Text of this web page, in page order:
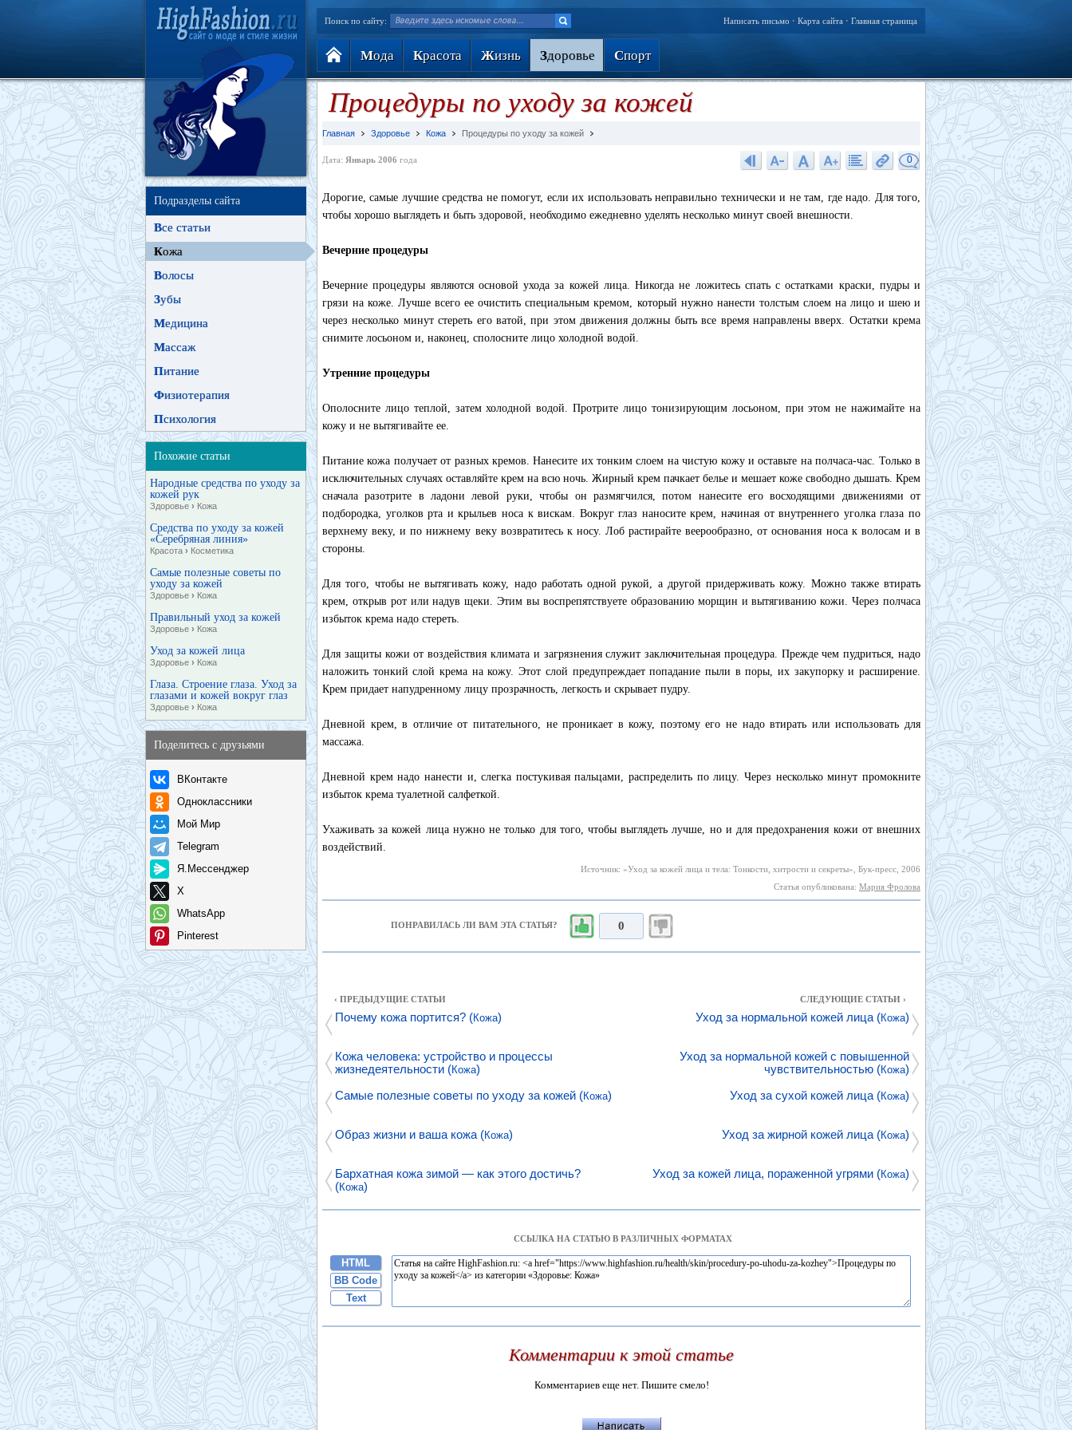
Поиск по сайту: Написать письмо • Карта сайта • Главная страница
Мода Красота Жизнь Здоровье Спорт
Подразделы сайта
Все статьи
Кожа
Волосы
Зубы
Медицина
Массаж
Питание
Физиотерапия
Психология
Похожие статьи
Народные средства по уходу за
кожей рук
Здоровье › Кожа
Средства по уходу за кожей
«Серебряная линия»
Красота › Косметика
Самые полезные советы по
уходу за кожей
Здоровье › Кожа
Правильный уход за кожей
Здоровье › Кожа
Уход за кожей лица
Здоровье › Кожа
Глаза. Строение глаза. Уход за
глазами и кожей вокруг глаз
Здоровье › Кожа
Поделитесь с друзьями
ВКонтакте
Одноклассники
Мой Мир
Telegram
Я.Мессенджер
X
WhatsApp
Pinterest
Процедуры по уходу за кожей
Главная Здоровье Кожа Процедуры по уходу за кожей
Дата: Январь 2006 года 0
Дорогие, самые лучшие средства не помогут, если их использовать неправильно технически и не там, где надо. Для того,
чтобы хорошо выглядеть и быть здоровой, необходимо ежедневно уделять несколько минут своей внешности.
Вечерние процедуры
Вечерние процедуры являются основой ухода за кожей лица. Никогда не ложитесь спать с остатками краски, пудры и
грязи на коже. Лучше всего ее очистить специальным кремом, который нужно нанести толстым слоем на лицо и шею и
через несколько минут стереть его ватой, при этом движения должны быть все время направлены вверх. Остатки крема
снимите лосьоном и, наконец, сполосните лицо холодной водой.
Утренние процедуры
Ополосните лицо теплой, затем холодной водой. Протрите лицо тонизирующим лосьоном, при этом не нажимайте на
кожу и не вытягивайте ее.
Питание кожа получает от разных кремов. Нанесите их тонким слоем на чистую кожу и оставьте на полчаса-час. Только в
исключительных случаях оставляйте крем на всю ночь. Жирный крем пачкает белье и мешает коже свободно дышать. Крем
сначала разотрите в ладони левой руки, чтобы он размягчился, потом нанесите его восходящими движениями от
подбородка, уголков рта и крыльев носа к вискам. Вокруг глаз наносите крем, начиная от внутреннего уголка глаза по
верхнему веку, и по нижнему веку возвратитесь к носу. Лоб растирайте веерообразно, от основания носа к волосам и в
стороны.
Для того, чтобы не вытягивать кожу, надо работать одной рукой, а другой придерживать кожу. Можно также втирать
крем, открыв рот или надув щеки. Этим вы воспрепятствуете образованию морщин и вытягиванию кожи. Через полчаса
избыток крема надо стереть.
Для защиты кожи от воздействия климата и загрязнения служит заключительная процедура. Прежде чем пудриться, надо
наложить тонкий слой крема на кожу. Этот слой предупреждает попадание пыли в поры, их закупорку и расширение.
Крем придает напудренному лицу прозрачность, легкость и скрывает пудру.
Дневной крем, в отличие от питательного, не проникает в кожу, поэтому его не надо втирать или использовать для
массажа.
Дневной крем надо нанести и, слегка постукивая пальцами, распределить по лицу. Через несколько минут промокните
избыток крема туалетной салфеткой.
Ухаживать за кожей лица нужно не только для того, чтобы выглядеть лучше, но и для предохранения кожи от внешних
воздействий.
Источник: «Уход за кожей лица и тела: Тонкости, хитрости и секреты», Бук-пресс, 2006
Статья опубликована: Мария Фролова
ПОНРАВИЛАСЬ ЛИ ВАМ ЭТА СТАТЬЯ? 0
‹ ПРЕДЫДУЩИЕ СТАТЬИ
Почему кожа портится? (Кожа)
Кожа человека: устройство и процессы
жизнедеятельности (Кожа)
Самые полезные советы по уходу за кожей (Кожа)
Образ жизни и ваша кожа (Кожа)
Бархатная кожа зимой — как этого достичь?
(Кожа)
СЛЕДУЮЩИЕ СТАТЬИ ›
Уход за нормальной кожей лица (Кожа)
Уход за нормальной кожей с повышенной
чувствительностью (Кожа)
Уход за сухой кожей лица (Кожа)
Уход за жирной кожей лица (Кожа)
Уход за кожей лица, пораженной угрями (Кожа)
ССЫЛКА НА СТАТЬЮ В РАЗЛИЧНЫХ ФОРМАТАХ
HTML
BB Code
Text
Комментарии к этой статье
Комментариев еще нет. Пишите смело!